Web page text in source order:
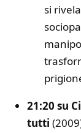
si
21:20 su
tutti